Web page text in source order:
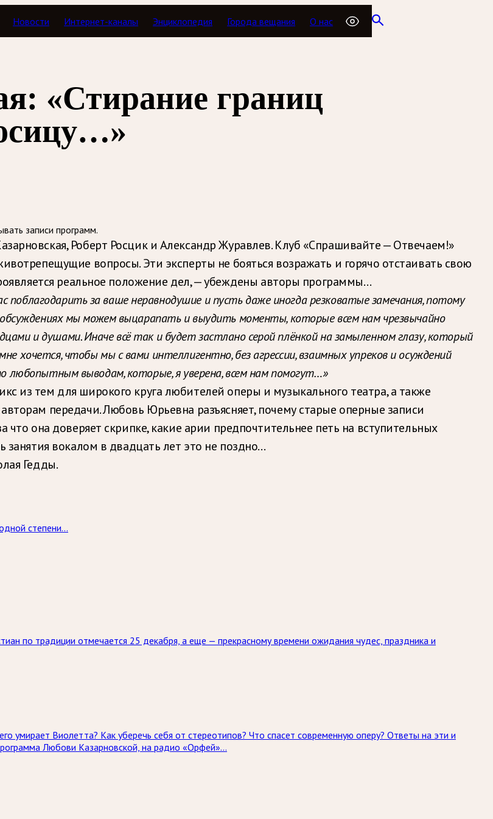
Новости Интернет-каналы Энциклопедия Города вещания О нас
«Стирание границ
записи программ.
Роберт Росцик и Александр Журавлев. Клуб «Спрашивайте — Отвечаем!»
вопросы. Эти эксперты не бояться возражать и горячо отстаивать свою
реальное положение дел, — убеждены авторы программы…
поблагодарить за ваше неравнодушие и пусть даже иногда резковатые замечания, потому
мы можем выцарапать и выудить моменты, которые всем нам чрезвычайно
и душами. Иначе всё так и будет застлано серой плёнкой на замыленном глазу, который
хочется, чтобы мы с вами интеллигентно, без агрессии, взаимных упреков и осуждений
любопытным выводам, которые, я уверена, всем нам помогут…»
из тем для широкого круга любителей оперы и музыкального театра, а также
передачи. Любовь Юрьевна разъясняет, почему старые оперные записи
она доверяет скрипке, какие арии предпочтительнее петь на вступительных
занятия вокалом в двадцать лет это не поздно…
Гедды.
степени...
по традиции отмечается 25 декабря, а еще — прекрасному времени ожидания чудес, праздника и
умирает Виолетта? Как уберечь себя от стереотипов? Что спасет современную оперу? Ответы на эти и
Любови Казарновской, на радио «Орфей»…